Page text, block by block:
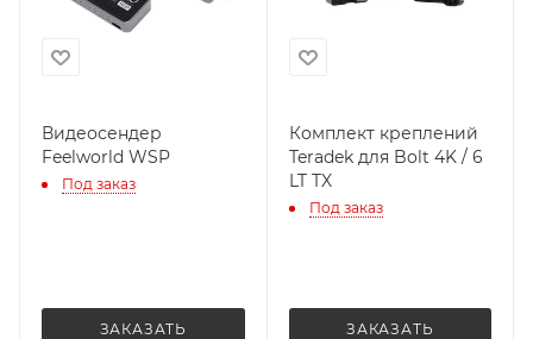
Видеосендер
Feelworld WSP
Под заказ
ЗАКАЗАТЬ
Комплект креплений
Teradek для Bolt 4K / 6
LT TX
Под заказ
ЗАКАЗАТЬ